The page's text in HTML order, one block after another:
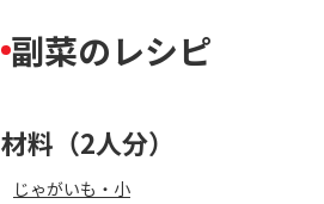
副菜のレシピ
材料（2人分）
じゃがいも・小